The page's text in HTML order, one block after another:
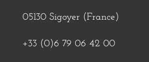
05130 Sigoyer (France)
+33 (0)6 79 06 42 00